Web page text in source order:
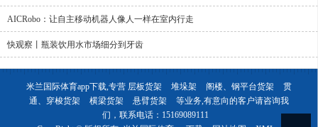
AICRobo：让自主移动机器人像人一样在室内行走
快观察丨瓶装饮用水市场细分到牙齿
米兰国际体育app下载,专营 层板货架 堆垛架 阁楼、钢平台货架
贯
通、穿梭货架
横梁货架 悬臂货架
等业务,有意向的客户请咨询我
们，联系电话： 15169089111